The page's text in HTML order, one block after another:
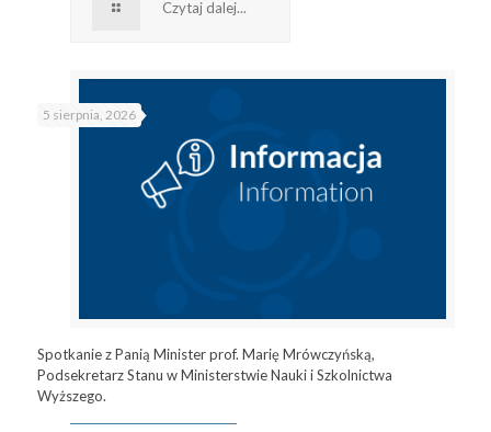
Czytaj dalej...
5 sierpnia, 2026
Spotkanie z Panią Minister prof. Marię Mrówczyńską,
Podsekretarz Stanu w Ministerstwie Nauki i Szkolnictwa
Wyższego.